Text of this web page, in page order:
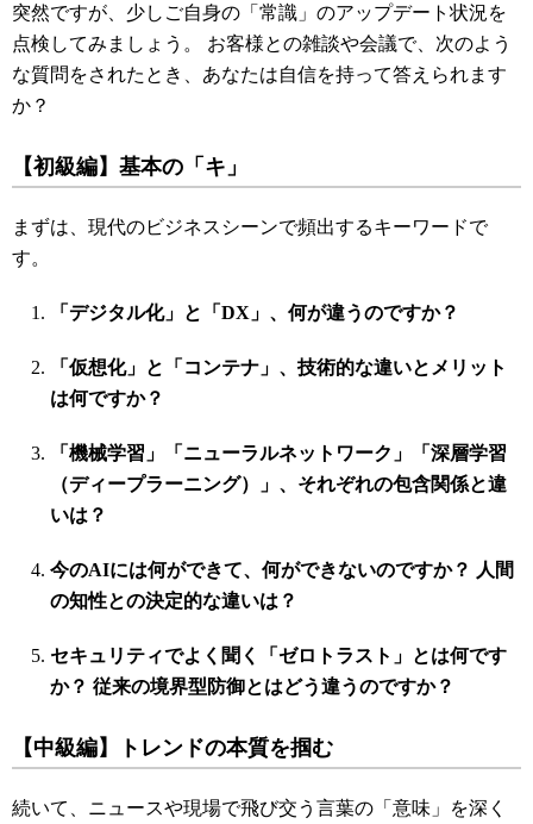
突然ですが、少しご自身の「常識」のアップデート状況を
点検してみましょう。 お客様との雑談や会議で、次のよう
な質問をされたとき、あなたは自信を持って答えられます
か？
【初級編】基本の「キ」
まずは、現代のビジネスシーンで頻出するキーワードで
す。
「デジタル化」と「DX」、何が違うのですか？
「仮想化」と「コンテナ」、技術的な違いとメリット
は何ですか？
「機械学習」「ニューラルネットワーク」「深層学習
（ディープラーニング）」、それぞれの包含関係と違
いは？
今のAIには何ができて、何ができないのですか？ 人間
の知性との決定的な違いは？
セキュリティでよく聞く「ゼロトラスト」とは何です
か？ 従来の境界型防御とはどう違うのですか？
【中級編】トレンドの本質を掴む
続いて、ニュースや現場で飛び交う言葉の「意味」を深く